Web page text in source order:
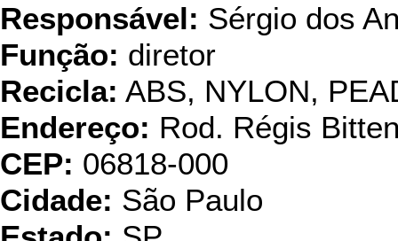
Responsável: Sérgio dos
Função: diretor
Recicla: ABS, NYLON,
Endereço: Rod. Régis
CEP: 06818-000
Cidade: São Paulo